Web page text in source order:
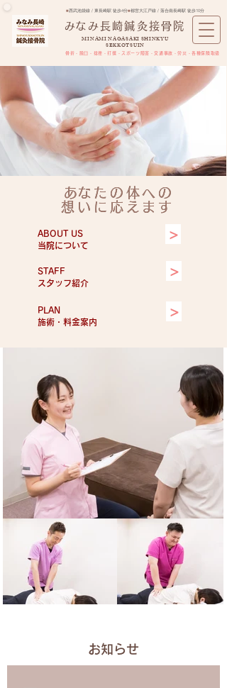
​みなみ長崎鍼灸接骨院
MINAMI NAGASAKI SHINKYU
SEKKOTSUIN
■西武池袋線 / 東長崎駅 徒歩4分■都営大江戸線 / 落合南長崎駅 徒歩10分
骨折・脱臼・捻挫・打撲・スポーツ障害​・交通事故・労災・各種保険取扱
​あなたの体への
想いに応えます
​あなたの体への
想いに応えます
ABOUT US
​当院について
>
STAFF
​スタッフ紹介
>
PLAN
施術・料金案内​​
>
お知らせ